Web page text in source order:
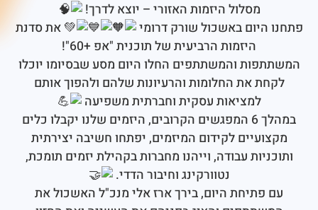
מסלול היזמות האזורי – יוצא לדרך!
באשכול שורק דרומי
את סדנת
היזמות הרביעית של תוכנית "אפ +60"!
והמשתתפים החלו היום מסע שבסיומו יוכלו
את החלומות והרעיונות שלהם ולהפוך אותם
למציאות עסקית וחברתית משפיעה
​במהלך 6 המפגשים הקרובים, היזמים שלנו יקבלו כלים
לקידום המיזמים, יפתחו חשיבה יצירתית
עבודה, וייהנו מחברות בקהילת יזמים תומכת,
נטוורקינג וחיבור הדדי.
היום, בירך ארז אלי מנכ"ל האשכול את